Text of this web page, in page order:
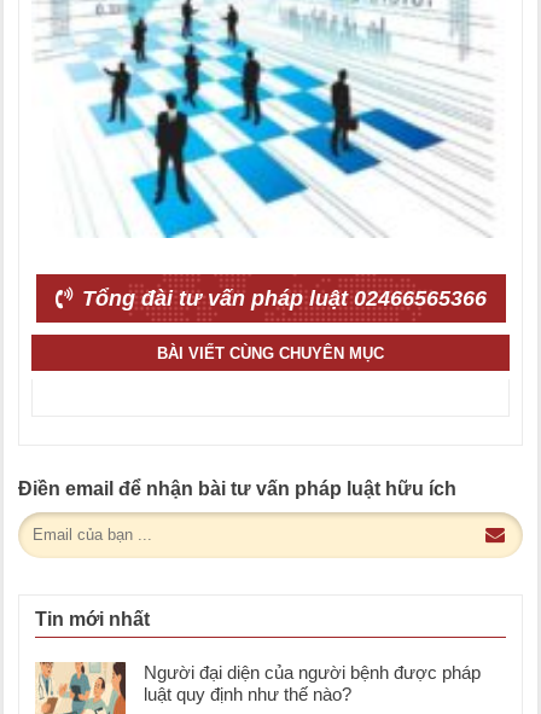
Tổng đài tư vấn pháp luật 02466565366
BÀI VIẾT CÙNG CHUYÊN MỤC
Điền email để nhận bài tư vấn pháp luật hữu ích
Tin mới nhất
Người đại diện của người bệnh được pháp
luật quy định như thế nào?